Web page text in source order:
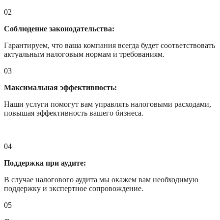
02
Соблюдение законодательства:
Гарантируем, что ваша компания всегда будет соответствовать
актуальным налоговым нормам и требованиям.
03
Максимальная эффективность:
Наши услуги помогут вам управлять налоговыми расходами,
повышая эффективность вашего бизнеса.
04
Поддержка при аудите:
В случае налогового аудита мы окажем вам необходимую
поддержку и экспертное сопровождение.
05